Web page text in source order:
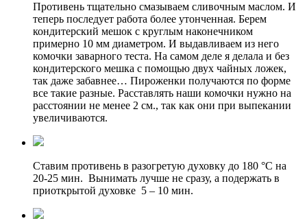
Противень тщательно смазываем сливочным маслом. И
теперь последует работа более утонченная. Берем
кондитерский мешок с круглым наконечником
примерно 10 мм диаметром. И выдавливаем из него
комочки заварного теста. На самом деле я делала и без
кондитерского мешка с помощью двух чайных ложек,
так даже забавнее… Пироженки получаются по форме
все такие разные. Расставлять наши комочки нужно на
расстоянии не менее 2 см., так как они при выпекании
увеличиваются.
Ставим противень в разогретую духовку до 180 °С на
20-25 мин. Вынимать лучше не сразу, а подержать в
приоткрытой духовке 5 – 10 мин.